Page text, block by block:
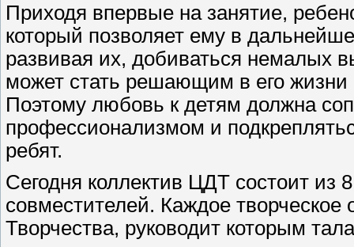
Приходя впервые на занятие,
который позволяет ему в
развивая их, добиваться немалых
может стать решающим в его жизни
Поэтому любовь к детям должна
профессионализмом и
ребят.
Сегодня коллектив ЦДТ состоит из
совместителей. Каждое
Творчества, руководит которым